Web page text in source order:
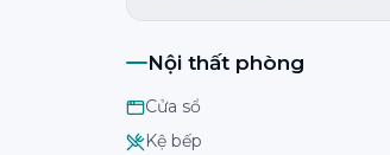
Nội thất phòng
Cửa sổ
Kệ bếp